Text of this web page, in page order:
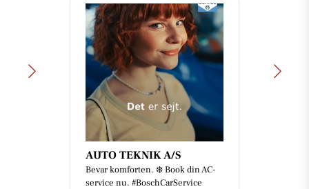
AUTO TEKNIK A/S
Bevar komforten. ❄️ Book din AC-
service nu. #BoschCarService